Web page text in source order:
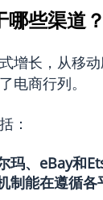
些渠道？
增长，从移
电商行列。
：
玛、eBay和
能在遵循各